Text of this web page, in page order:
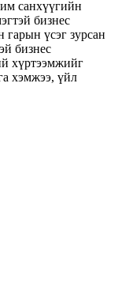
санхүүгийн
бизнес
гарын үсэг зурсан
бизнес
хүртээмжийг
хэмжээ, үйл